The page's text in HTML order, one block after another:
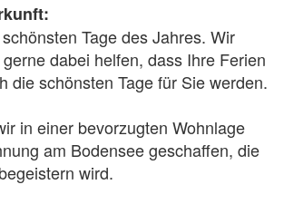
Tage des Jahres. Wir
dabei helfen, dass Ihre Ferien
die schönsten Tage für Sie werden.
in einer bevorzugten Wohnlage
am Bodensee geschaffen, die
wird.